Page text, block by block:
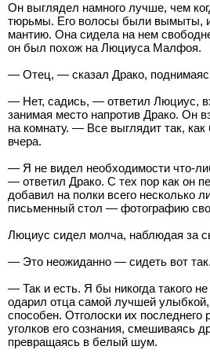
Он выглядел намного лучше, чем
тюрьмы. Его волосы были вымыты,
мантию. Она сидела на нем
он был похож на Люциуса Малфоя.
— Отец, — сказал Драко,
— Нет, садись, — ответил Люциус,
занимая место напротив Драко. Он
на комнату. — Все выглядит так,
вчера.
— Я не видел необходимости что-
— ответил Драко. С тех пор как он
добавил на полки всего несколько
письменный стол — фотографию
Люциус сидел молча, наблюдая за
— Это неожиданно — сидеть вот так.
— Так и есть. Я бы никогда такого
одарил отца самой лучшей
способен. Отголоски их последнего
уголков его сознания, смешиваясь
превращаясь в белый шум.